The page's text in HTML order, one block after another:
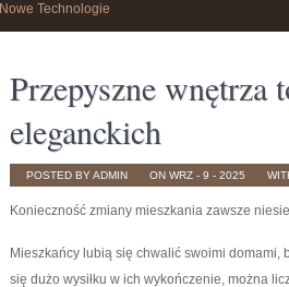
Nowe Technologie
Przepyszne wnętrza
eleganckich
POSTED BY ADMIN ON WRZ - 9 - 2025
Konieczność zmiany mieszkania zawsze
Mieszkańcy lubią się chwalić swoimi domami,
się dużo wysiłku w ich wykończenie, można